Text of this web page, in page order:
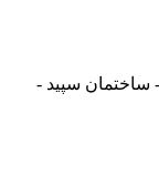
ساختمان سپید -